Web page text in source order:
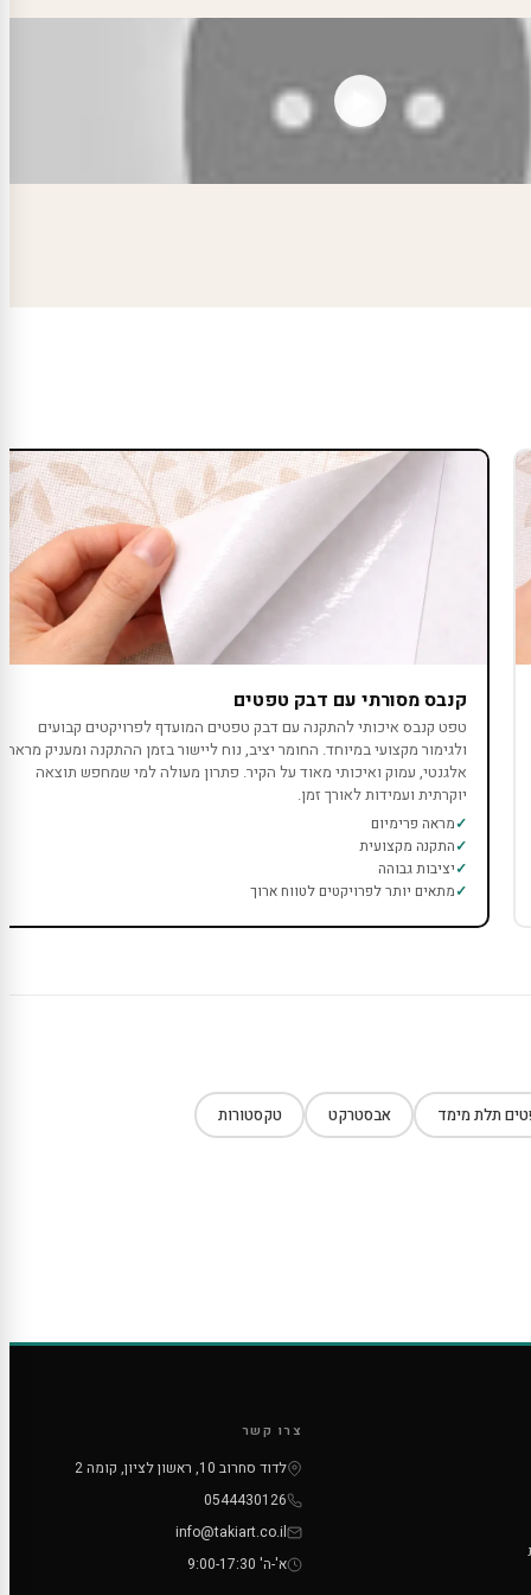
קנבס מסורתי עם דבק טפטים
טפט קנבס איכותי להתקנה עם דבק טפטים המועדף לפרויקטים קבועים
ולגימור מקצועי במיוחד. החומר יציב, נוח ליישור בזמן ההתקנה ומעניק מראה
אלגנטי, עמוק ואיכותי מאוד על הקיר. פתרון מעולה למי שמחפש תוצאה
יוקרתית ועמידות לאורך זמן.
מראה פרימיום
התקנה מקצועית
יציבות גבוהה
מתאים יותר לפרויקטים לטווח ארוך
תלת מימד אבסטרקט טקסטורות
צרו קשר
לדוד סחרוב 10, ראשון לציון, קומה 2
0544430126
info@takiart.co.il
א'-ה' 9:00-17:30